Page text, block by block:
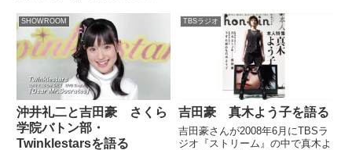
賛。『2人ともCD出してほしいレ
ベル』と話していました。（吉田
豪）でも、聞いてほしい音声があ
るんですよ。（小林悠）なん...
SHOWROOM
沖井礼二と吉田豪 さくら
学院バトン部・
Twinklestarsを語る
TBSラジオ
吉田豪 真木よう子を語る
吉田豪さんが2008年6月にTBSラ
ジオ『ストリーム』の中で真木よ